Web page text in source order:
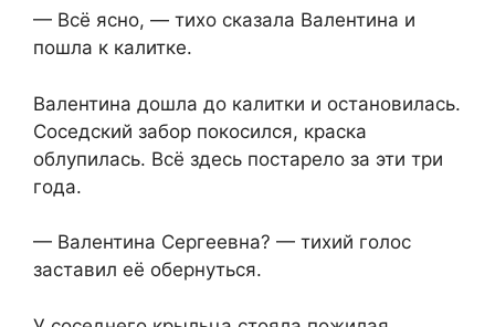
— Всё ясно, — тихо сказала Валентина и
пошла к калитке.
Валентина дошла до калитки и остановилась.
Соседский забор покосился, краска
облупилась. Всё здесь постарело за эти три
года.
— Валентина Сергеевна? — тихий голос
заставил её обернуться.